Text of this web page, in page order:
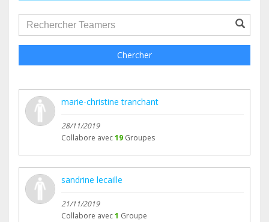
groupProfile.searchForm.search.text???
Chercher
marie-christine tranchant
28/11/2019
Collabore avec19 Groupes
sandrine lecaille
21/11/2019
Collabore avec1 Groupe